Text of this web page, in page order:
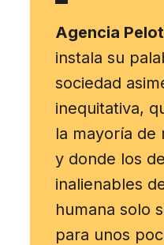
Agencia
instala su
sociedad
inequitativa,
la mayoría de
y donde los
inalienables
humana solo
para unos